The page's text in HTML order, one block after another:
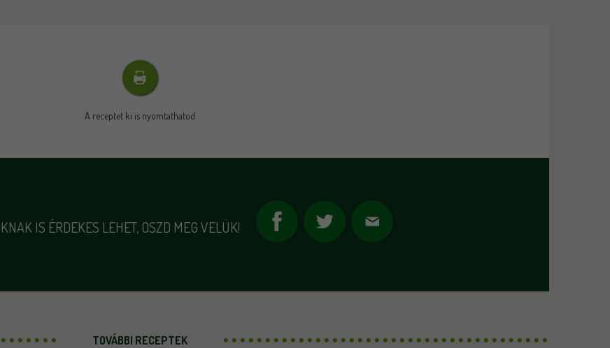
A receptet ki is nyomtathatod
IS ÉRDEKES LEHET, OSZD MEG VELÜK!
TOVÁBBI RECEPTEK